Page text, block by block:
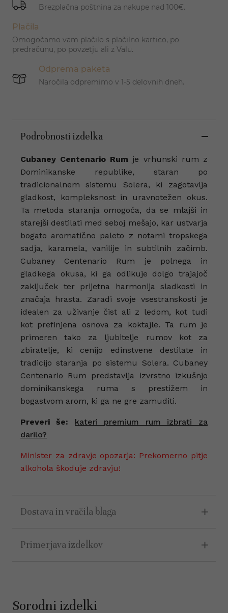
Brezplačna poštnina za nakupe nad 100€.
Plačila
Omogočamo vam plačilo s plačilno kartico, po
predračunu, po povzetju ali z Valu.
Odprema paketa
Naročila odpremimo v 1-5 delovnih dneh.
Podrobnosti izdelka
Cubaney Centenario Rum je vrhunski rum z
Dominikanske republike, staran po
tradicionalnem sistemu Solera, ki zagotavlja
gladkost, kompleksnost in uravnotežen okus.
Ta metoda staranja omogoča, da se mlajši in
starejši destilati med seboj mešajo, kar ustvarja
bogato aromatično paleto z notami tropskega
sadja, karamela, vanilije in subtilnih začimb.
Cubaney Centenario Rum je polnega in
gladkega okusa, ki ga odlikuje dolgo trajajoč
zaključek ter prijetna harmonija sladkosti in
značaja hrasta. Zaradi svoje vsestranskosti je
idealen za uživanje čist ali z ledom, kot tudi
kot prefinjena osnova za koktajle. Ta rum je
primeren tako za ljubitelje rumov kot za
zbiratelje, ki cenijo edinstvene destilate in
tradicijo staranja po sistemu Solera. Cubaney
Centenario Rum predstavlja izvrstno izkušnjo
dominikanskega ruma s prestižem in
bogastvom arom, ki ga ne gre zamuditi.
Preveri še: kateri premium rum izbrati za
darilo?
Minister za zdravje opozarja: Prekomerno pitje
alkohola škoduje zdravju!
Dostava in vračila blaga
Primerjava izdelkov
Sorodni izdelki